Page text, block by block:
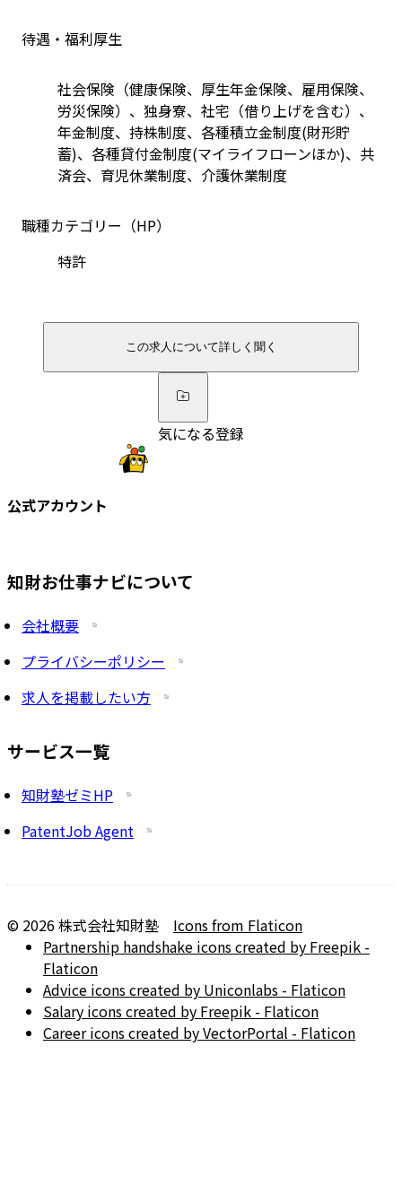
待遇・福利厚生
社会保険（健康保険、厚生年金保険、雇用保険、
労災保険）、独身寮、社宅（借り上げを含む）、
年金制度、持株制度、各種積立金制度(財形貯
蓄)、各種貸付金制度(マイライフローンほか)、共
済会、育児休業制度、介護休業制度
職種カテゴリー（HP）
特許
この求人について詳しく聞く
気になる登録
公式アカウント
知財お仕事ナビについて
会社概要
プライバシーポリシー
求人を掲載したい方
サービス一覧
知財塾ゼミHP
PatentJob Agent
© 2026株式会社知財塾
Icons from Flaticon
Partnership handshake icons created by Freepik -
Flaticon
Advice icons created by Uniconlabs - Flaticon
Salary icons created by Freepik - Flaticon
Career icons created by VectorPortal - Flaticon